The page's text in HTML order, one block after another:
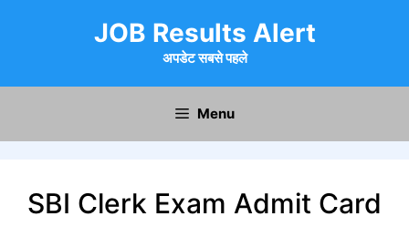
JOB Results Alert
अपडेट सबसे पहले
Menu
SBI Clerk Exam Admit Card